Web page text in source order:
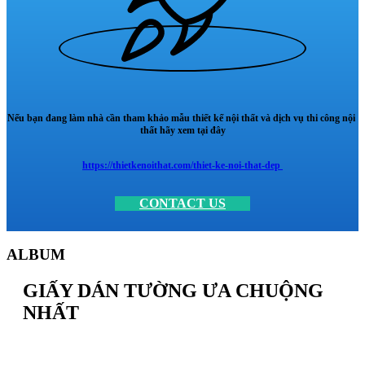
Nếu bạn đang làm nhà cần tham khảo mẫu thiết kế nội thất và dịch vụ thi công nội
thất hãy xem tại đây
https://thietkenoithat.com/thiet-ke-noi-that-dep
CONTACT US
ALBUM
GIẤY DÁN TƯỜNG ƯA CHUỘNG
NHẤT